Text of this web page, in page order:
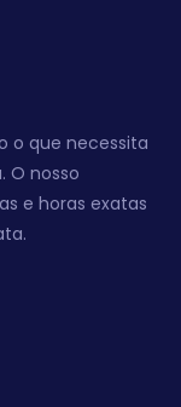
o que necessita
O nosso
e horas exatas